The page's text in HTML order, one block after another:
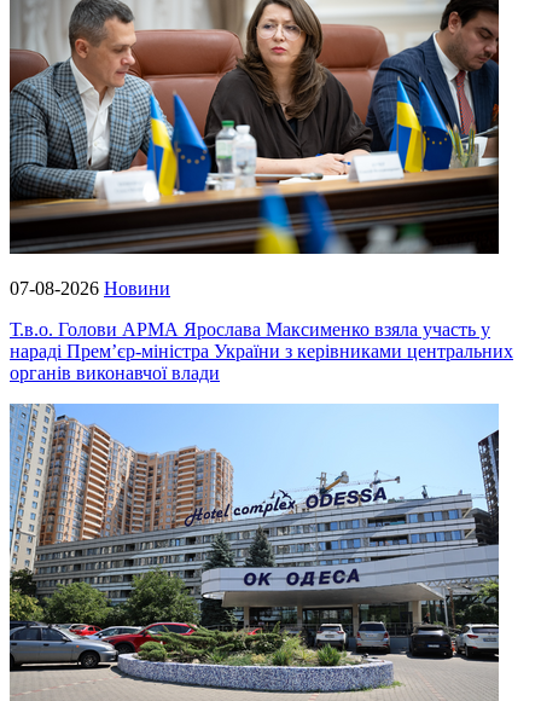
07-08-2026 Новини
Т.в.о. Голови АРМА Ярослава Максименко взяла участь у
нараді Прем’єр-міністра України з керівниками центральних
органів виконавчої влади